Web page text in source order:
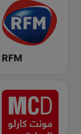
RFM